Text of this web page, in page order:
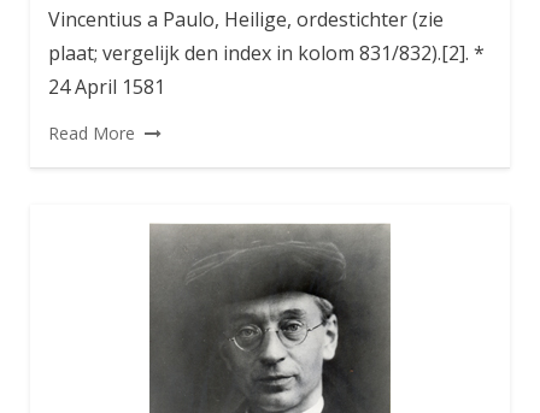
Vincentius a Paulo, Heilige, ordestichter (zie
plaat; vergelijk den index in kolom 831/832).[2]. *
24 April 1581
Read More